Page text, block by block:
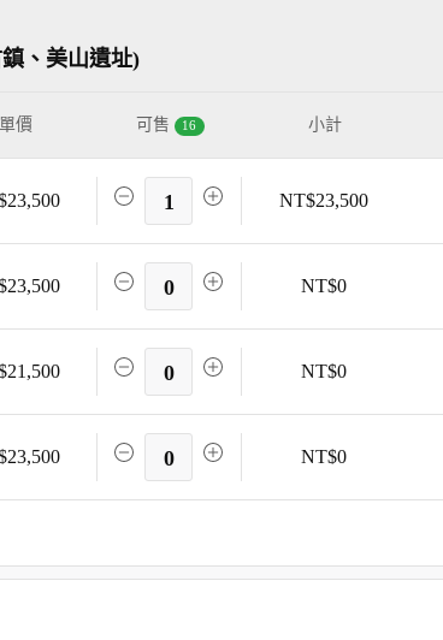
、美山遺址)
單價 可售 16 小計
1 NT$23,500
0 NT$0
0 NT$0
0 NT$0